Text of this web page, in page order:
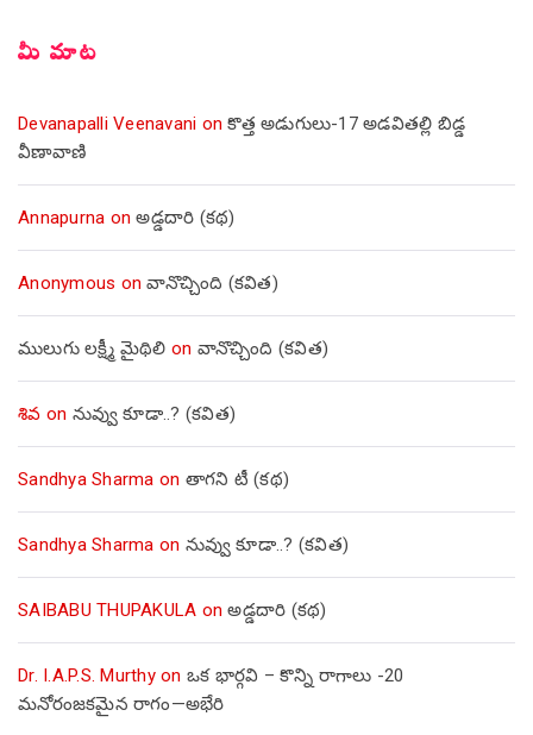
మీ మాట
Devanapalli Veenavani onకొత్త అడుగులు-17 అడవితల్లి బిడ్డ
వీణావాణి
Annapurna onఅడ్డదారి (కథ)
Anonymous onవానొచ్చింది (కవిత)
ములుగు లక్ష్మీ మైథిలి on వానొచ్చింది (కవిత)
శివ on నువ్వు కూడా..? (కవిత)
Sandhya Sharma on తాగని టీ (కథ)
Sandhya Sharma on నువ్వు కూడా..? (కవిత)
SAIBABU THUPAKULA onఅడ్డదారి (కథ)
Dr. I.A.P.S. Murthyon ఒక భార్గవి – కొన్ని రాగాలు -20
మనోరంజకమైన రాగం—అభేరి